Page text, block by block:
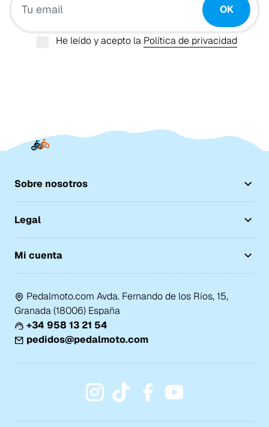
OK
He leído y acepto la Política de privacidad
Sobre nosotros
Legal
Mi cuenta
Pedalmoto.com Avda. Fernando de los Ríos, 15,
Granada (18006) España
+34 958 13 21 54
pedidos@pedalmoto.com